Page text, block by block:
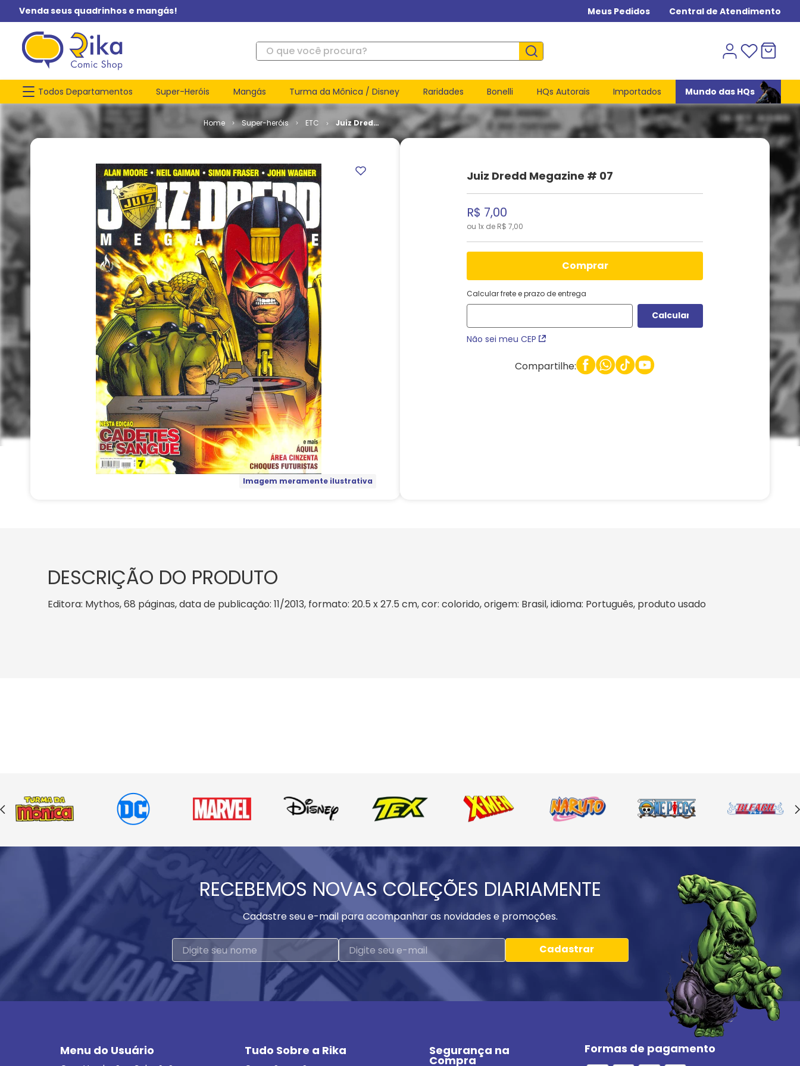
Venda seus quadrinhos e mangás! Meus Pedidos Central de Atendimento
O que você procura?
Todos Departamentos Super-Heróis Mangás Turma da Mônica / Disney Raridades Bonelli HQs Autorais Importados Mundo das HQs
Super-heróis ETC
Juiz Dredd
Megazine
Imagem meramente ilustrativa
Juiz Dredd Megazine # 07
R$ 7,00
ou 1x de R$ 7,00
comprar
Calcular frete e prazo de entrega
Não sei meu CEP
Compartilhe:
DESCRIÇÃO DO PRODUTO
Editora: Mythos, 68 páginas, data de publicação: 11/2013, formato: 20.5 x 27.5 cm, cor: colorido, origem: Brasil, idioma: Português, produto usado
RECEBEMOS NOVAS COLEÇÕES DIARIAMENTE
Cadastre seu e-mail para acompanhar as novidades e promoções.
Cadastrar
Menu do Usuário Tudo Sobre a Rika Segurança na
Compra
Formas de pagamento